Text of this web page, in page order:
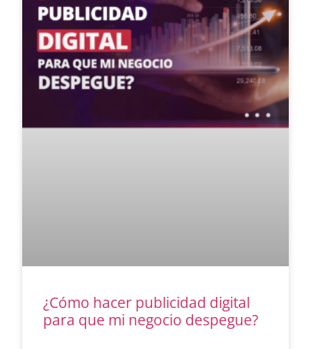
¿Cómo hacer publicidad digital
para que mi negocio despegue?